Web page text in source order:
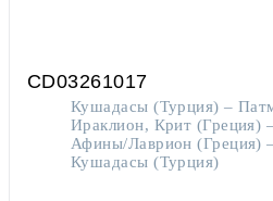
CD03261017
Кушадасы (Турция) –
Ираклион, Крит (Греция)
Афины/Лаврион (Греция)
Кушадасы (Турция)